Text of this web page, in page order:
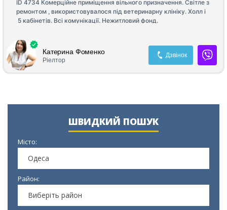
ІD 4734 Комерційне приміщення вільного призначення. Світле з
ремонтом , використовувалося під ветеринарну клініку. Холл і
5 кабінетів. Всі комунікації. Нежитловий фонд.
Катерина Фоменко
Ріелтор
Дзвінок
ШВИДКИЙ ПОШУК
Місто:
Одеса
Район:
Виберіть район